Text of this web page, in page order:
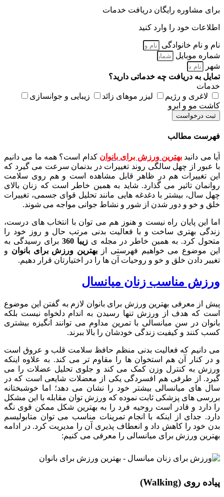
برای مشاوره رایگان دریافت خدمات
اطلاعات خود را وارد کنید
نام و نام خانوادگی
شماره موبایل
شهر
تمایل به دریافت چه خدماتی دارید؟
خدمات
لاغری و رژیم
لیزر موهای زائد
زیبایی و جوانسازی
کاشت مو و ابرو
ثبت درخواست
فهرست مطالب
آیا می دانید بهترین ورزش برای بانوان کدام است؟ همه ما می دانیم
با عبور از چهل سالگی روند تغییرات در بدنمان سرعت می گیرد که
این تغییرات هم در ظاهر قابل مشاهده است و هم روی سلامت
روانمان تاثیر می گذارد. شاید به همین خاطر است که زنان بالای
چهل سال، بیشتر با دغدغه هایی مانند تحلیل قوای جسمی، تغییرات
خلق و خو و دور شدن از شور و نشاط جوانی مواجه می شوند.
اما این پایان راه نیست و هنوز هم می توان با انتخاب های درست،
زندگی بهتری ساخت و با فعالیت بدنی مرتب حال و روز خود را
متحول کرد. به همین خاطر در مجله یزیبا 360
برای رسیدگی به
این موضوع می خواهیم فهرستی از بهترین ورزش برای بانوان و
تغییر دادن خلق و خو و روحیات آن ها را در اختیارتان قرار دهیم.
ورزش مناسب زنان میانسال
پیش از معرفی بهترین ورزش برای بانوان لازم به گفتن این موضوع
است که هدف از ورزش تنها رسیدن به اندام دلخواه نیست بلکه
بانوان در سن میانسالی با تمرین مداوم می توانند انگیزه بیشتری
کسب کنند و کیفیت زندگی خودشان را بالا ببرند.
می دانیم که فعالیت بدنی منظم حافظ سلامت قلب و عروق است
و در کنار آن هم استخوان ها را مقاوم تر می کند. به علاوه اینکه
ورزش به کنترل وزن کمک می کند و جلوی تحلیل عضلات را می
گیرد. از طرفی هم افسردگی یکی از معضلات شایعی است که در
سال های میانسالی بیشتر خود را نشان می دهد؛ اما خوشبختانه
بررسی های پزشکی ثابت نموده که ورزش توان مقابله با این مشکل
را دارد و قادر است روحیه فرد را به بهترین شکل ممکن قوی نگه
دارد. جدای از اینکه با انجام تمرینات مناسب می توان متابولیسم
بدن خود را کاهش داد و انعطاف پذیری آن را مدیریت کرد. در ادامه
بهترین ورزش برای میانسالی را معرفی می کنیم:
پیاده روی (Walking)